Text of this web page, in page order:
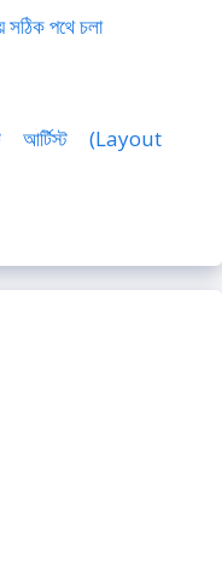
সঠিক পথে চলা
আর্টিস্ট (Layout